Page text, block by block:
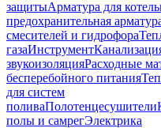
защитыАрматура для
предохранительная
смесителей и гидрофора
газаИнструмент
звукоизоляцияРасходные
бесперебойного питания
для систем
поливаПолотенцесушители
полы и самрегЭлектрика